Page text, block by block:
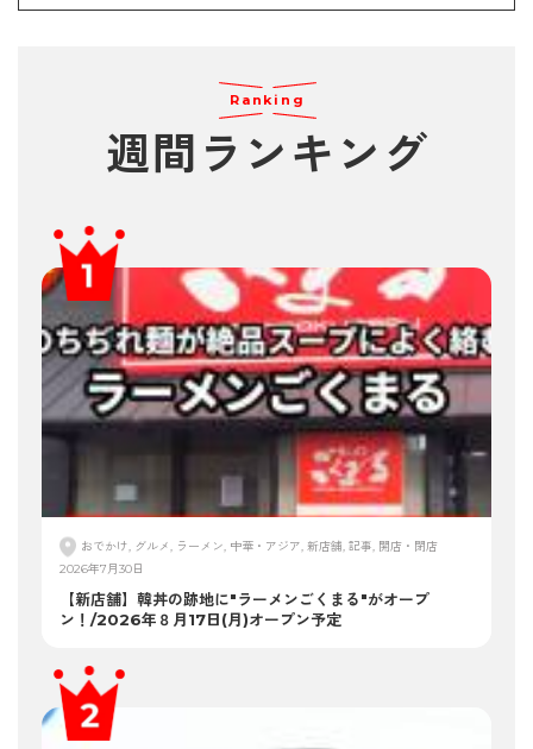
Ranking
週間ランキング
おでかけ, グルメ, ラーメン, 中華・アジア, 新店舗, 記事, 開店・閉店
2026年7月30日
【新店舗】韓丼の跡地に"ラーメンごくまる"がオープ
ン！/2026年８月17日(月)オープン予定